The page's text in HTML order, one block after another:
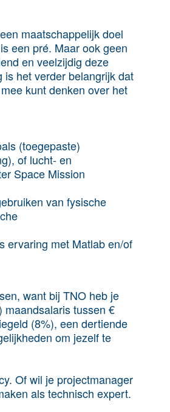
maatschappelijk doel
een pré. Maar ook geen
en veelzijdig deze
het verder belangrijk dat
kunt denken over het
(toegepaste)
of lucht- en
Space Mission
van fysische
ervaring met Matlab en/of
want bij TNO heb je
maandsalaris tussen €
(8%), een dertiende
om jezelf te
Of wil je projectmanager
als technisch expert.